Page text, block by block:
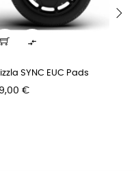

SYNC EUC Pads
€